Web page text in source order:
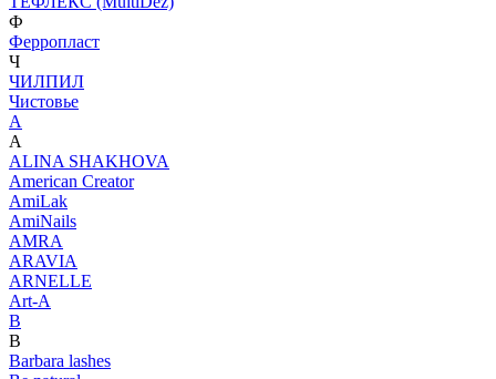
Ф
Ферропласт
Ч
ЧИЛПИЛ
Чистовье
A
A
ALINA SHAKHOVA
American Creator
AmiLak
AmiNails
AMRA
ARAVIA
ARNELLE
Art-A
B
B
Barbara lashes